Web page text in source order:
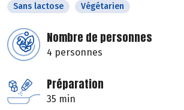
Sans lactose
Végétarien
Nombre de personnes
4 personnes
Préparation
35 min